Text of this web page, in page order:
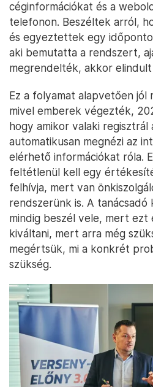
céginformációkat és a
telefonon. Beszéltek arról,
és egyeztettek egy
aki bemutatta a rendszert,
megrendelték, akkor
Ez a folyamat alapvetően jól
mivel emberek végezték,
hogy amikor valaki regisztrál
automatikusan megnézi az
elérhető információkat róla.
feltétlenül kell egy
felhívja, mert van
rendszerünk is. A tanácsadó
mindig beszél vele, mert
kiváltani, mert arra még
megértsük, mi a konkrét
szükség.